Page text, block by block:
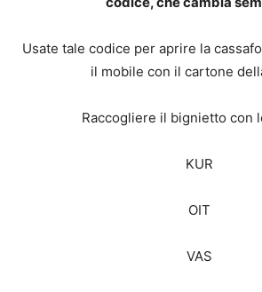
Usate tale codice per aprire la
il mobile con il cartone
Raccogliere il bignietto con
KUR
OIT
VAS